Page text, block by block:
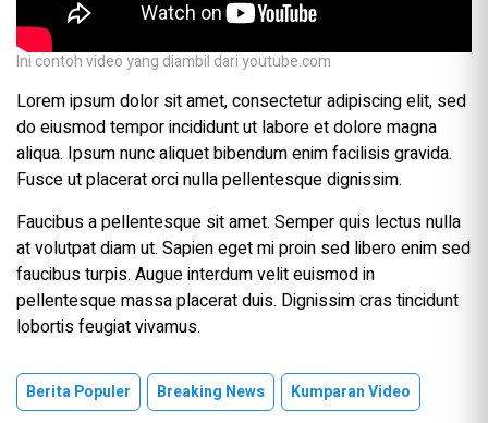
Ini contoh video yang diambil dari youtube.com
Lorem ipsum dolor sit amet, consectetur adipiscing elit, sed
do eiusmod tempor incididunt ut labore et dolore magna
aliqua. Ipsum nunc aliquet bibendum enim facilisis gravida.
Fusce ut placerat orci nulla pellentesque dignissim.
Faucibus a pellentesque sit amet. Semper quis lectus nulla
at volutpat diam ut. Sapien eget mi proin sed libero enim sed
faucibus turpis. Augue interdum velit euismod in
pellentesque massa placerat duis. Dignissim cras tincidunt
lobortis feugiat vivamus.
Berita Populer Breaking News Kumparan Video